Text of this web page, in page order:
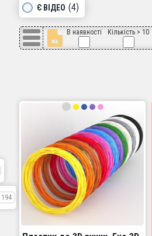
Є ВІДЕО (4)
В наявності Кількість > 10
194